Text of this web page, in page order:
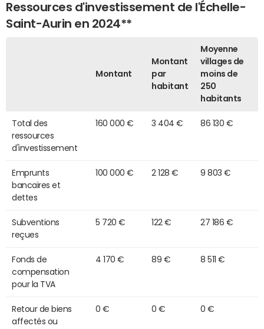
Ressources d'investissement de l'Échelle-
Saint-Aurin en 2024**
Montant
Montant
par
habitant
Moyenne
villages de
moins de
250
habitants
Total des
ressources
d'investissement
160 000 € 3 404 € 86 130 €
Emprunts
bancaires et
dettes
100 000 € 2 128 € 9 803 €
Subventions
reçues
5 720 € 122 € 27 186 €
Fonds de
compensation
pour la TVA
4 170 € 89 € 8 511 €
Retour de biens
affectés ou
0 € 0 € 0 €